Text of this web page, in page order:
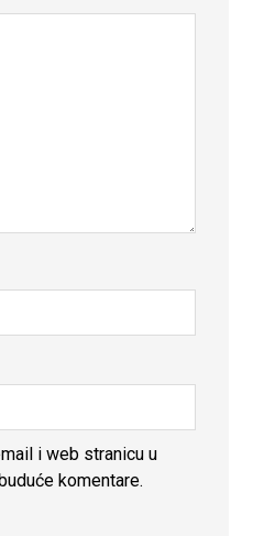
i web stranicu u
komentare.